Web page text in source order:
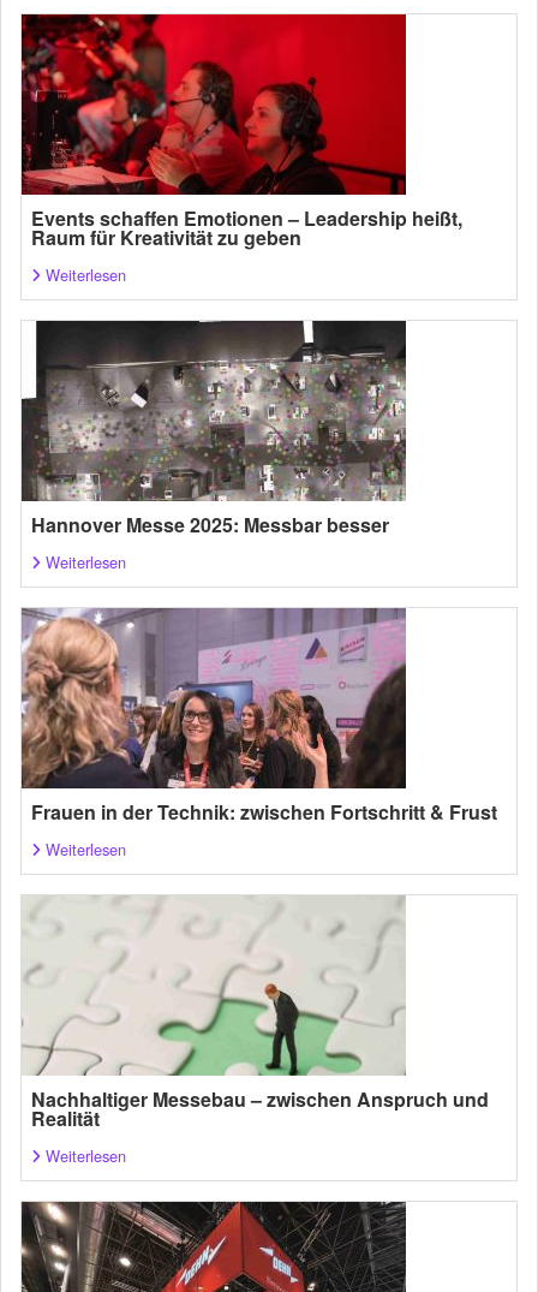
Events schaffen Emotionen – Leadership heißt,
Raum für Kreativität zu geben
Weiterlesen
Hannover Messe 2025: Messbar besser
Weiterlesen
Frauen in der Technik: zwischen Fortschritt & Frust
Weiterlesen
Nachhaltiger Messebau – zwischen Anspruch und
Realität
Weiterlesen